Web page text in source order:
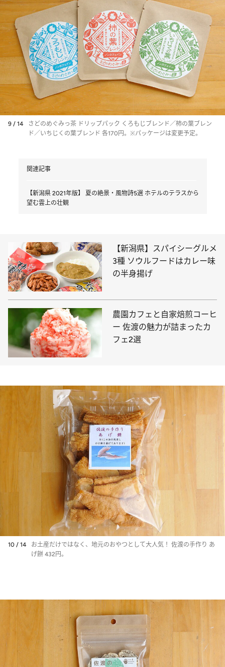
9 / 14
さどのめぐみっ茶 ドリップパック くろもじブレンド／柿の葉ブレン
ド／いちじくの葉ブレンド 各170円。※パッケージは変更予定。
関連記事
【新潟県 2021年版】 夏の絶景・風物詩5選 ホテルのテラスから
望む雲上の壮観
【新潟県】スパイシーグルメ
3種 ソウルフードはカレー味
の半身揚げ
農園カフェと自家焙煎コーヒ
ー 佐渡の魅力が詰まったカ
フェ2選
10 / 14
お土産だけではなく、地元のおやつとして大人気！ 佐渡の手作り あ
げ餅 432円。